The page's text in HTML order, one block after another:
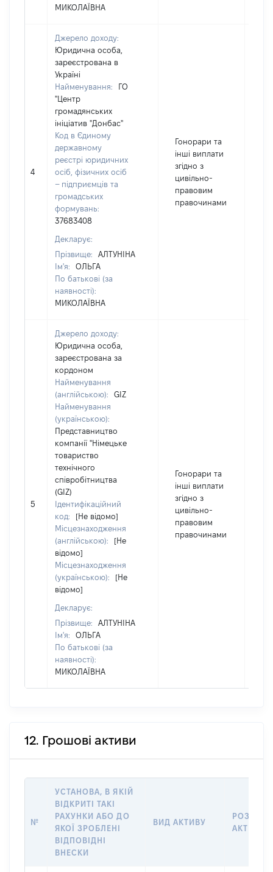
МИКОЛАЇВНА
4
Джерело доходу:
Юридична особа,
зареєстрована в
Україні
Найменування:
ГО
"Центр
громадянських
ініціатив "Донбас"
Код в Єдиному
державному
реєстрі юридичних
осіб, фізичних осіб
– підприємців та
громадських
формувань:
37683408
Декларує:
Прізвище:
АЛТУНІНА
Ім'я:
ОЛЬГА
По батькові (за
наявності):
МИКОЛАЇВНА
Гонорари та
інші виплати
згідно з
цивільно-
правовим
правочинами
5
Джерело доходу:
Юридична особа,
зареєстрована за
кордоном
Найменування
(англійською):
GIZ
Найменування
(українською):
Представництво
компанії "Німецьке
товариство
технічного
співробітництва
(GIZ)
Ідентифікаційний
код:
[Не відомо]
Місцезнаходження
(англійською):
[Не
відомо]
Місцезнаходження
(українською):
[Не
відомо]
Декларує:
Прізвище:
АЛТУНІНА
Ім'я:
ОЛЬГА
По батькові (за
наявності):
МИКОЛАЇВНА
Гонорари та
інші виплати
згідно з
цивільно-
правовим
правочинами
12. Грошові активи
№
УСТАНОВА, В ЯКІЙ
ВІДКРИТІ ТАКІ
РАХУНКИ АБО ДО
ЯКОЇ ЗРОБЛЕНІ
ВІДПОВІДНІ
ВНЕСКИ
ВИД АКТИВУ
РОЗМІР
АКТИВУ